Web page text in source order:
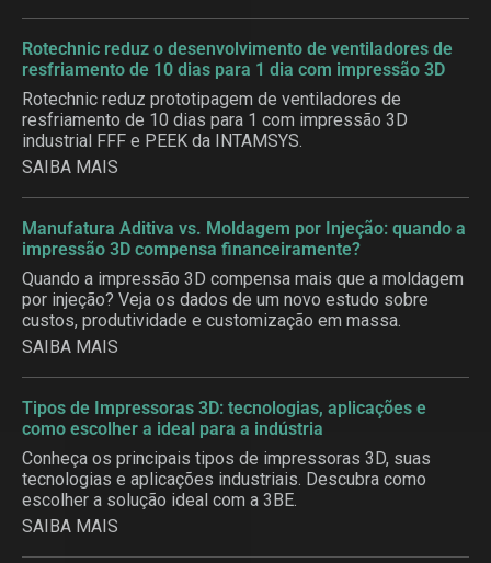
Rotechnic reduz o desenvolvimento de ventiladores de
resfriamento de 10 dias para 1 dia com impressão 3D
Rotechnic reduz prototipagem de ventiladores de
resfriamento de 10 dias para 1 com impressão 3D
industrial FFF e PEEK da INTAMSYS.
SAIBA MAIS
Manufatura Aditiva vs. Moldagem por Injeção: quando a
impressão 3D compensa financeiramente?
Quando a impressão 3D compensa mais que a moldagem
por injeção? Veja os dados de um novo estudo sobre
custos, produtividade e customização em massa.
SAIBA MAIS
Tipos de Impressoras 3D: tecnologias, aplicações e
como escolher a ideal para a indústria
Conheça os principais tipos de impressoras 3D, suas
tecnologias e aplicações industriais. Descubra como
escolher a solução ideal com a 3BE.
SAIBA MAIS